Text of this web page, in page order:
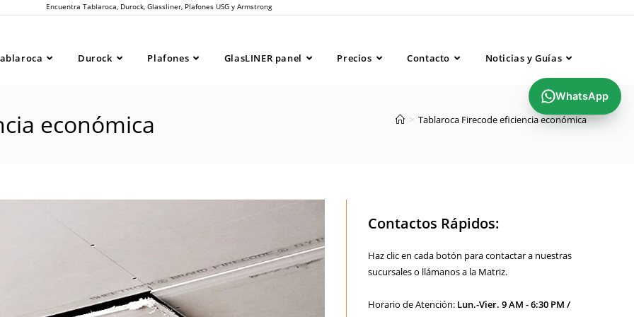
Encuentra Tablaroca, Durock, Glassliner, Plafones USG y Armstrong
Durock Plafones GlasLINER panel Precios Contacto Noticias y Guías
económica > Tablaroca Firecode eficiencia económica
Contactos Rápidos:
Haz clic en cada botón para contactar a nuestras
sucursales o llámanos a la Matriz.
Horario de Atención: Lun.-Vier. 9 AM - 6:30 PM /
WhatsApp